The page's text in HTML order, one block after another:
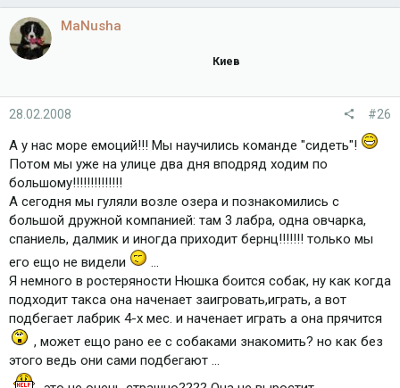
MaNusha
Киев
28.02.2008 #26
А у нас море емоций!!! Мы научились команде "сидеть"!
Потом мы уже на улице два дня вподряд ходим по
большому!!!!!!!!!!!!!!
А сегодня мы гуляли возле озера и познакомились с
большой дружной компанией: там 3 лабра, одна овчарка,
спаниель, далмик и иногда приходит бернц!!!!!!! только мы
его ещо не видели
...
Я немного в ростеряности Нюшка боится собак, ну как когда
подходит такса она наченает заигровать,играть, а вот
подбегает лабрик 4-х мес. и наченает играть а она прячится
, может ещо рано ее с собаками знакомить? но как без
этого ведь они сами подбегают ...